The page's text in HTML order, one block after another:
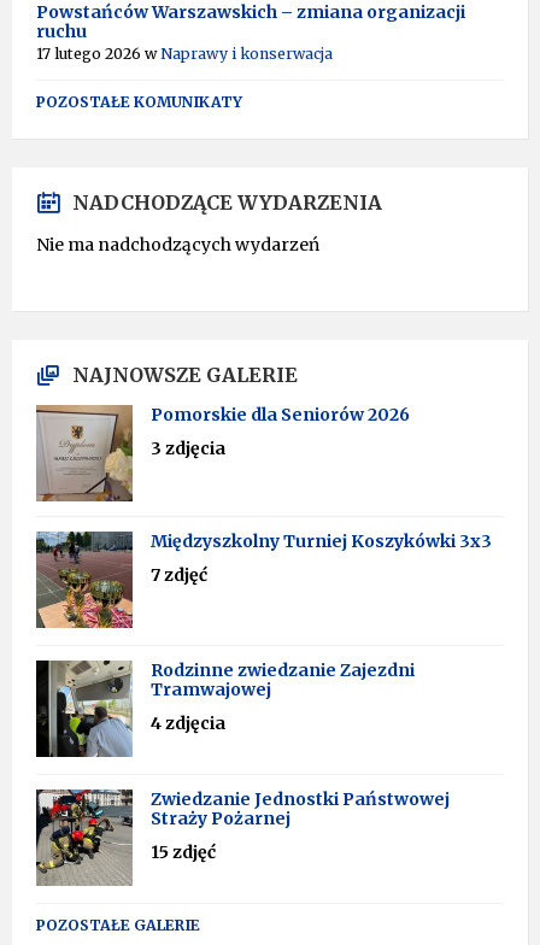
Powstańców Warszawskich – zmiana organizacji
ruchu
17 lutego 2026 wNaprawy i konserwacja
POZOSTAŁE KOMUNIKATY
NADCHODZĄCE WYDARZENIA
Nie ma nadchodzących wydarzeń
NAJNOWSZE GALERIE
Pomorskie dla Seniorów 2026
3 zdjęcia
Międzyszkolny Turniej Koszykówki 3x3
7 zdjęć
Rodzinne zwiedzanie Zajezdni
Tramwajowej
4 zdjęcia
Zwiedzanie Jednostki Państwowej
Straży Pożarnej
15 zdjęć
POZOSTAŁE GALERIE